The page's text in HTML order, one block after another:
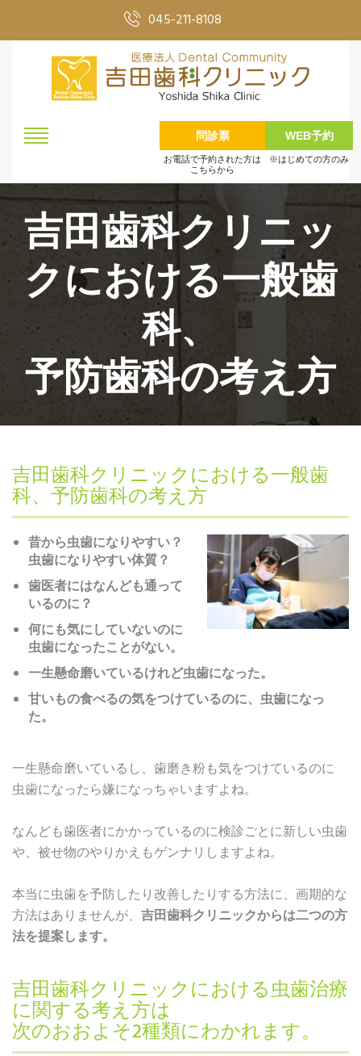
045-211-8108
問診票
お電話で予約された方は
こちらから
WEB予約
※はじめての方のみ
吉田歯科クリニッ
クにおける一般歯
科、
予防歯科の考え方
吉田歯科クリニックにおける一般歯
科、予防歯科の考え方
昔から虫歯になりやすい？
虫歯になりやすい体質？
歯医者にはなんども通って
いるのに？
何にも気にしていないのに
虫歯になったことがない。
一生懸命磨いているけれど虫歯になった。
甘いもの食べるの気をつけているのに、虫歯になっ
た。
一生懸命磨いているし、歯磨き粉も気をつけているのに
虫歯になったら嫌になっちゃいますよね。
なんども歯医者にかかっているのに検診ごとに新しい虫歯
や、被せ物のやりかえもゲンナリしますよね。
本当に虫歯を予防したり改善したりする方法に、画期的な
方法はありませんが、 吉田歯科クリニックからは二つの方
法を提案します。
吉田歯科クリニックにおける虫歯治療
に関する考え方は
次のおおよそ2種類にわかれます。